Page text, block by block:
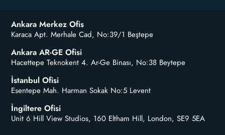
Ankara Merkez Ofis
Karaca Apt. Merhale Cad, No:39/1 Beştepe
Ankara AR-GE Ofisi
Hacettepe Teknokent 4. Ar-Ge Binası, No:38 Beytepe
İstanbul Ofisi
Esentepe Mah. Harman Sokak No:5 Levent
İngiltere Ofisi
Unit 6 Hill View Studios, 160 Eltham Hill, London, SE9 5EA